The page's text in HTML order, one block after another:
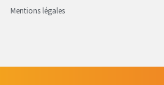
Mentions légales